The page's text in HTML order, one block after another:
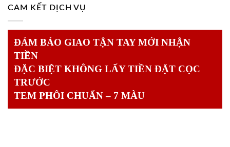
CAM KẾT DỊCH VỤ
ĐẢM BẢO GIAO TẬN TAY MỚI NHẬN
TIỀN
ĐẶC BIỆT KHÔNG LẤY TIỀN ĐẶT CỌC
TRƯỚC
TEM PHÔI CHUẨN – 7 MÀU